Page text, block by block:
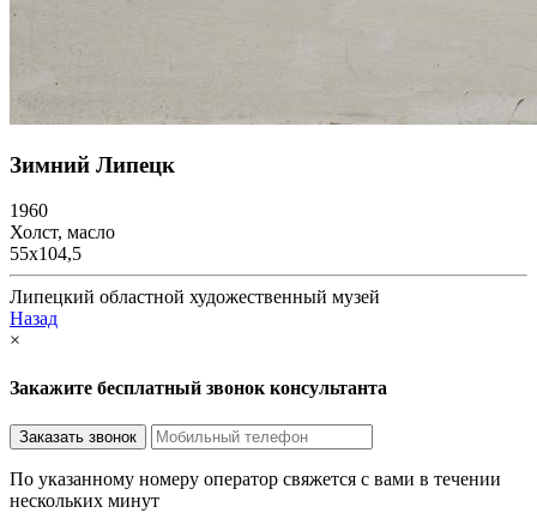
Зимний Липецк
1960
Холст, масло
55х104,5
Липецкий областной художественный музей
Назад
×
Закажите бесплатный звонок консультанта
По указанному номеру оператор свяжется с вами в течении
нескольких минут